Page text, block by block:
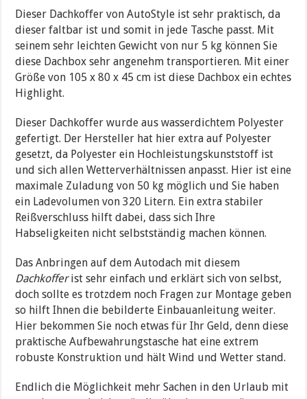
Dieser Dachkoffer von AutoStyle ist sehr praktisch, da
dieser faltbar ist und somit in jede Tasche passt. Mit
seinem sehr leichten Gewicht von nur 5 kg können Sie
diese Dachbox sehr angenehm transportieren. Mit einer
Größe von 105 x 80 x 45 cm ist diese Dachbox ein echtes
Highlight.
Dieser Dachkoffer wurde aus wasserdichtem Polyester
gefertigt. Der Hersteller hat hier extra auf Polyester
gesetzt, da Polyester ein Hochleistungskunststoff ist
und sich allen Wetterverhältnissen anpasst. Hier ist eine
maximale Zuladung von 50 kg möglich und Sie haben
ein Ladevolumen von 320 Litern. Ein extra stabiler
Reißverschluss hilft dabei, dass sich Ihre
Habseligkeiten nicht selbstständig machen können.
Das Anbringen auf dem Autodach mit diesem
Dachkofferist sehr einfach und erklärt sich von selbst,
doch sollte es trotzdem noch Fragen zur Montage geben
so hilft Ihnen die bebilderte Einbauanleitung weiter.
Hier bekommen Sie noch etwas für Ihr Geld, denn diese
praktische Aufbewahrungstasche hat eine extrem
robuste Konstruktion und hält Wind und Wetter stand.
Endlich die Möglichkeit mehr Sachen in den Urlaub mit